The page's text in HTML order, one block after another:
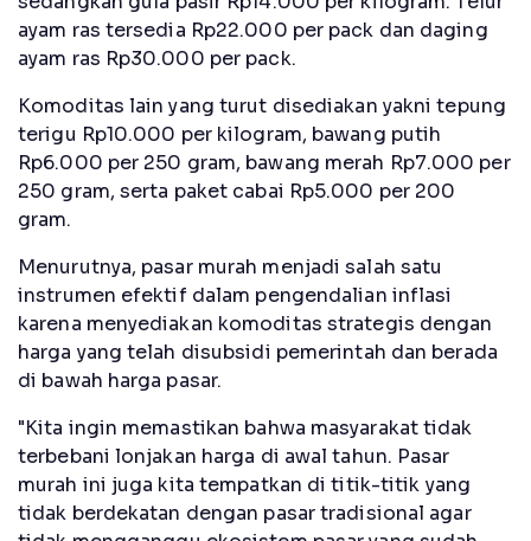
ayam ras tersedia Rp22.000 per pack dan daging
ayam ras Rp30.000 per pack.
Komoditas lain yang turut disediakan yakni tepung
terigu Rp10.000 per kilogram, bawang putih
Rp6.000 per 250 gram, bawang merah Rp7.000 per
250 gram, serta paket cabai Rp5.000 per 200
gram.
Menurutnya, pasar murah menjadi salah satu
instrumen efektif dalam pengendalian inflasi
karena menyediakan komoditas strategis dengan
harga yang telah disubsidi pemerintah dan berada
di bawah harga pasar.
"Kita ingin memastikan bahwa masyarakat tidak
terbebani lonjakan harga di awal tahun. Pasar
murah ini juga kita tempatkan di titik-titik yang
tidak berdekatan dengan pasar tradisional agar